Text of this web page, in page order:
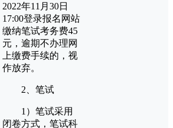
2022年11月30日
17:00登录报名网站
缴纳笔试考务费45
元，逾期不办理网
上缴费手续的，视
作放弃。
2、笔试
1）笔试采用
闭卷方式，笔试科